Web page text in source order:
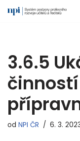
3.6.5
od NPI ČR 6. 3.